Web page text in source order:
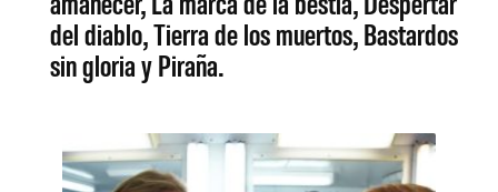
del diablo, Tierra de los muertos, Bastardos
sin gloria y Piraña.